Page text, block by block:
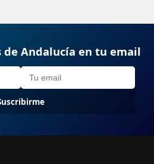
de Andalucía en tu email